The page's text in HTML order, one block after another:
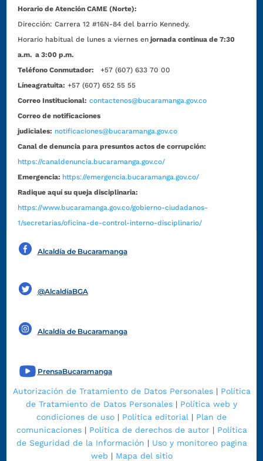
Horario de Atención CAME (Norte):
Dirección:Carrera 12 #16N-84 del barrio Kennedy.
Horario habitual de lunes a viernes en jornada continua de 7:30
a.m. a 3:00 p.m.
Teléfono Conmutador:
+57 (607) 633 70 00
Líneagratuita: +57 (607) 652 55 55
Correo Institucional: contactenos@bucaramanga.gov.co
Correo de notificaciones
judiciales: notificaciones@bucaramanga.gov.co
Canal de denuncia para presuntos actos de corrupción:
https://canaldenuncia.bucaramanga.gov.co/
Emergencia: https://emergencia.bucaramanga.gov.co/
Radique aquí su queja disciplinaria:
https://www.bucaramanga.gov.co/gobierno-ciudadanos-
1/secretarias/oficina-de-control-interno-disciplinario/
Alcaldía de Bucaramanga
@AlcaldíaBGA
Alcaldía de Bucaramanga
PrensaBucaramanga
Autorización de Tratamiento de Datos Personales| Política
de Tratamiento de Datos Personales | Política web y
condiciones de uso | Política editorial | Plan de
comunicaciones| Política de derechos de autor| Política
de Seguridad de la Información | Uso y monitoreo pagina
web | Mapa del sitio